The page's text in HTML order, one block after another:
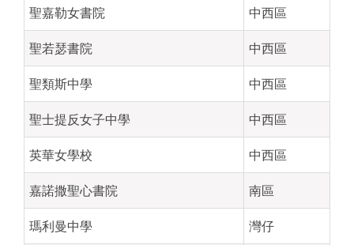
聖嘉勒女書院 中西區
聖若瑟書院 中西區
聖類斯中學 中西區
聖士提反女子中學 中西區
英華女學校 中西區
嘉諾撒聖心書院 南區
瑪利曼中學 灣仔